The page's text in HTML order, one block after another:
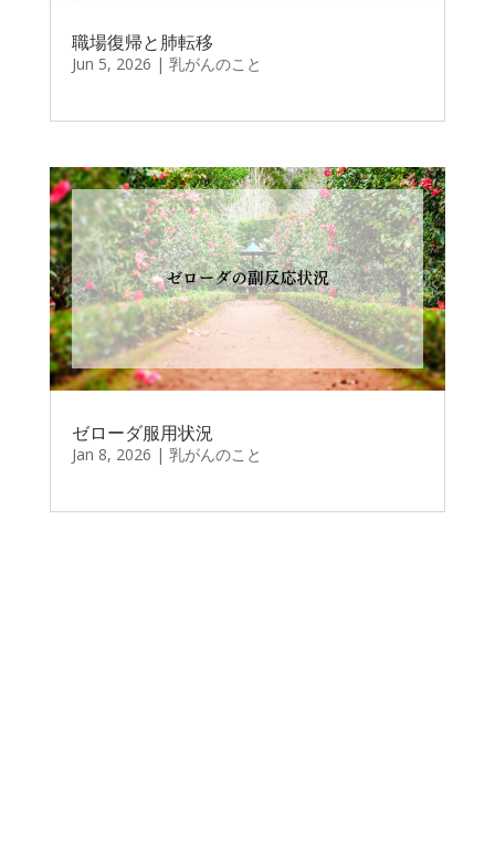
職場復帰と肺転移
Jun 5, 2026 | 乳がんのこと
ゼローダ服用状況
Jan 8, 2026 | 乳がんのこと